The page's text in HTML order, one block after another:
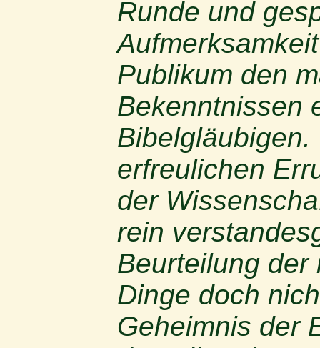
Runde und
Publikum den
Bekenntnissen
Bibelgläubigen.
erfreulichen
der
rein
Beurteilung der
Dinge doch
Geheimnis der